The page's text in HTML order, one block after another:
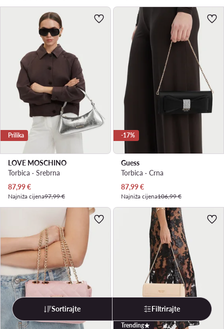
Prilika
LOVE MOSCHINO
Torbica · Srebrna
Trenutna cijena
87,99€
Najniža cijena97,99 €
-17%
Guess
Torbica · Crna
Trenutna cijena
87,99€
Najniža cijena106,99 €
Trending
Sortirajte Filtrirajte